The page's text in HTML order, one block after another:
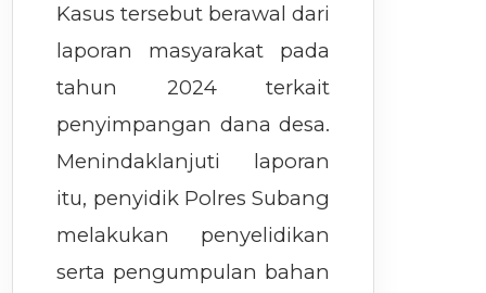
Kasus tersebut berawal dari
laporan masyarakat pada
tahun 2024 terkait
penyimpangan dana desa.
Menindaklanjuti laporan
itu, penyidik ​​Polres Subang
melakukan penyelidikan
serta pengumpulan bahan